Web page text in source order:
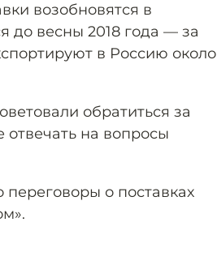
возобновятся в
до весны 2018 года — за
в Россию около
обратиться за
отвечать на вопросы
переговоры о поставках